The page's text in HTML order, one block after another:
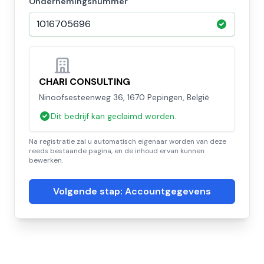
CHARI CONSULTING
Ninoofsesteenweg 36, 1670 Pepingen, België
Dit bedrijf kan geclaimd worden.
Na registratie zal u automatisch eigenaar worden van deze
reeds bestaande pagina, en de inhoud ervan kunnen
bewerken.
Volgende stap: Accountgegevens